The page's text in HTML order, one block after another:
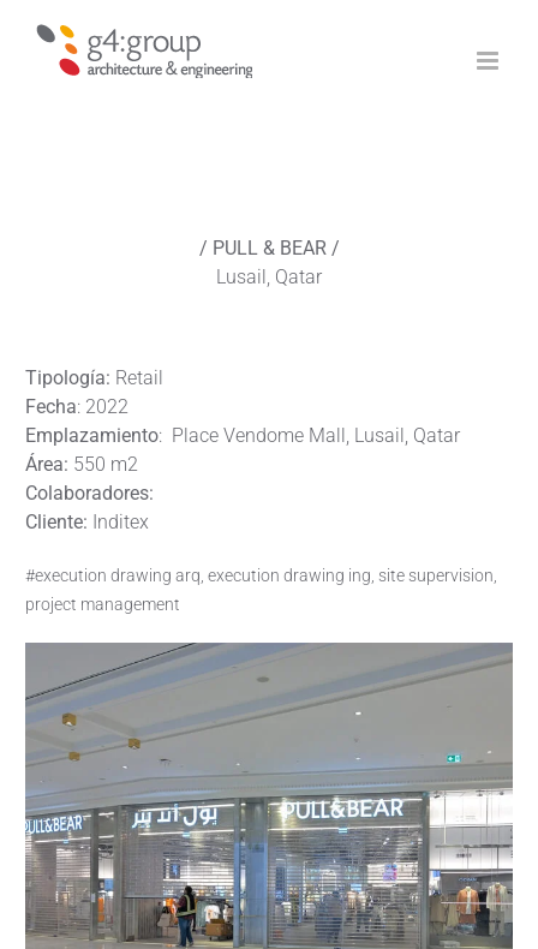
contenido
/ PULL & BEAR /
Lusail, Qatar
Tipología: Retail
Fecha: 2022
Emplazamiento: Place Vendome Mall, Lusail, Qatar
Área: 550 m2
Colaboradores:
Cliente: Inditex
#execution drawing arq, execution drawing ing, site supervision,
project management